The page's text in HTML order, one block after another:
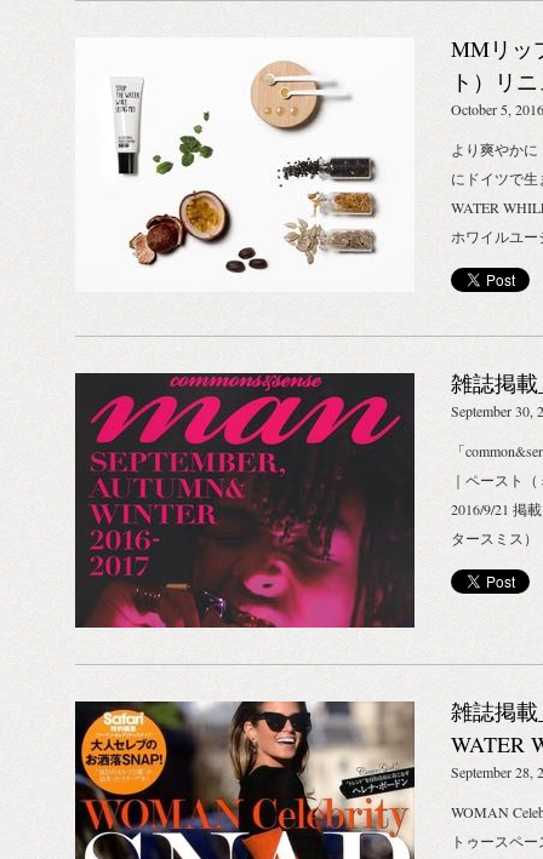
ー。 傷んだ
ン配合で、
まで潤いをた
い髪に導き
ンダーとサ
イルの豊か
だ髪の芯まで
のハーブが溶
た、オリジナ
同時発売し
乾燥は、ボ
影響を及ぼ
ラインで、心
う。 L&Sシ
価格：2,000
500ml（2サ
リン、PCA
ル、クエン酸
来)、レブリ
料、アニス酸
MMリッ
ト）リ
THE
October 5, 2016
より爽やか
にドイツで生
WATER
ホワイルユ
ム「MMリッ
ューアルし
持続力がア
ーをはじめ、
を贅沢に配合
頼もしいオー
格：1,500円
油、ダイマ
グリセリル
油、水添野
テングヤシ
ルシ果皮ロ
フェロール
雑誌掲載
September 30,
「
｜ペースト
2016/9/21 掲
タースミス）
雑誌掲載
WATER
September 28,
WOMAN
トゥースペ